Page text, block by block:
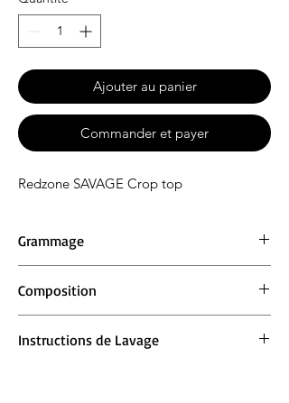
Ajouter au panier
Commander et payer
Redzone SAVAGE Crop top
Grammage
150 g/m²
Composition
Instructions de Lavage